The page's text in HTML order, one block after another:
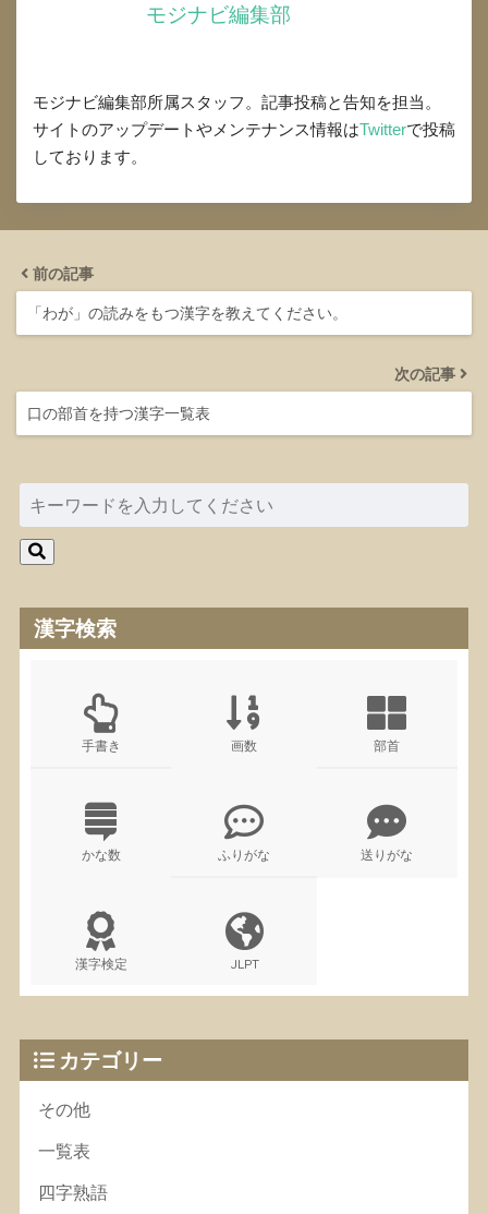
モジナビ編集部
モジナビ編集部所属スタッフ。記事投稿と告知を担当。
サイトのアップデートやメンテナンス情報はTwitterで投稿
しております。
前の記事
「わが」の読みをもつ漢字を教えてください。
次の記事
口の部首を持つ漢字一覧表
漢字検索
手書き 画数 部首
かな数 ふりがな 送りがな
漢字検定 JLPT
カテゴリー
その他
一覧表
四字熟語